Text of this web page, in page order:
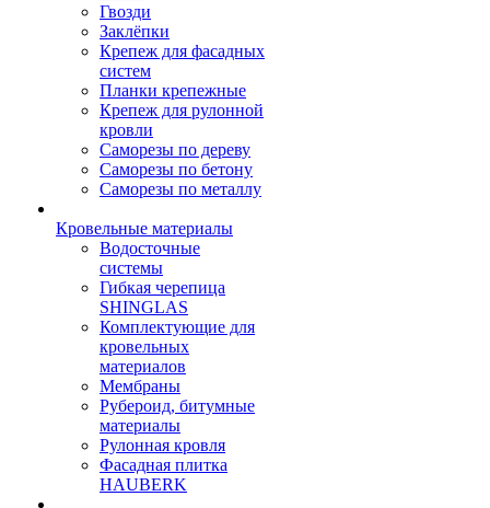
Гвозди
Заклёпки
Крепеж для фасадных
систем
Планки крепежные
Крепеж для рулонной
кровли
Саморезы по дереву
Саморезы по бетону
Саморезы по металлу
Кровельные материалы
Водосточные
системы
Гибкая черепица
SHINGLAS
Комплектующие для
кровельных
материалов
Мембраны
Рубероид, битумные
материалы
Рулонная кровля
Фасадная плитка
HAUBERK